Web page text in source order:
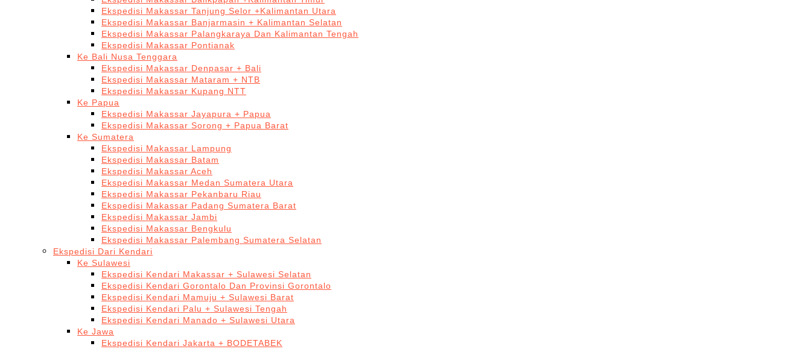
Ekspedisi Makassar Tanjung Selor +Kalimantan Utara
Ekspedisi Makassar Banjarmasin + Kalimantan Selatan
Ekspedisi Makassar Palangkaraya Dan Kalimantan Tengah
Ekspedisi Makassar Pontianak
Ke Bali Nusa Tenggara
Ekspedisi Makassar Denpasar + Bali
Ekspedisi Makassar Mataram + NTB
Ekspedisi Makassar Kupang NTT
Ke Papua
Ekspedisi Makassar Jayapura + Papua
Ekspedisi Makassar Sorong + Papua Barat
Ke Sumatera
Ekspedisi Makassar Lampung
Ekspedisi Makassar Batam
Ekspedisi Makassar Aceh
Ekspedisi Makassar Medan Sumatera Utara
Ekspedisi Makassar Pekanbaru Riau
Ekspedisi Makassar Padang Sumatera Barat
Ekspedisi Makassar Jambi
Ekspedisi Makassar Bengkulu
Ekspedisi Makassar Palembang Sumatera Selatan
Ekspedisi Dari Kendari
Ke Sulawesi
Ekspedisi Kendari Makassar + Sulawesi Selatan
Ekspedisi Kendari Gorontalo Dan Provinsi Gorontalo
Ekspedisi Kendari Mamuju + Sulawesi Barat
Ekspedisi Kendari Palu + Sulawesi Tengah
Ekspedisi Kendari Manado + Sulawesi Utara
Ke Jawa
Ekspedisi Kendari Jakarta + BODETABEK